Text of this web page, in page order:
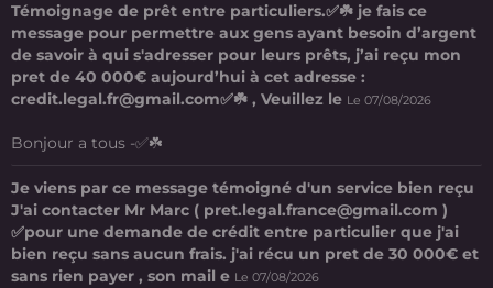
Témoignage de prêt entre particuliers.✅☘️ je fais ce
message pour permettre aux gens ayant besoin d’argent
de savoir à qui s'adresser pour leurs prêts, j’ai reçu mon
pret de 40 000€ aujourd’hui à cet adresse :
credit.legal.fr@gmail.com✅☘️ , Veuillez le Le 07/08/2026
Bonjour a tous -✅☘️
Je viens par ce message témoigné d'un service bien reçu
J'ai contacter Mr Marc ( pret.legal.france@gmail.com )
✅pour une demande de crédit entre particulier que j'ai
bien reçu sans aucun frais. j'ai récu un pret de 30 000€ et
sans rien payer , son mail e Le 07/08/2026